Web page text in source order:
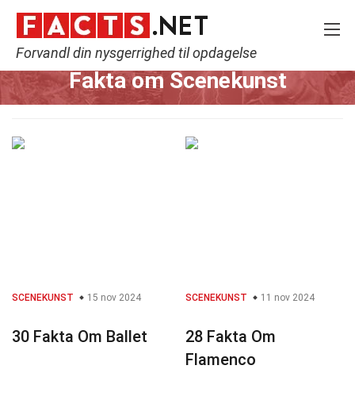
Forvandl din nysgerrighed til opdagelse
Home Kultur & Kunst Scenekunst
Fakta om Scenekunst
SCENEKUNST 15 nov 2024
30 Fakta Om Ballet
SCENEKUNST 11 nov 2024
28 Fakta Om
Flamenco